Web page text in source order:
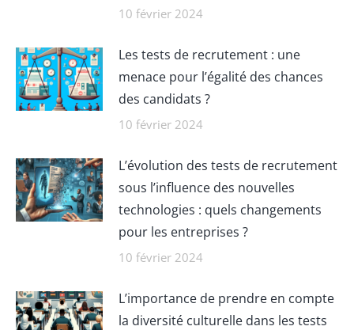
10 février 2024
Les tests de recrutement : une
menace pour l’égalité des chances
des candidats ?
10 février 2024
L’évolution des tests de recrutement
sous l’influence des nouvelles
technologies : quels changements
pour les entreprises ?
10 février 2024
L’importance de prendre en compte
la diversité culturelle dans les tests